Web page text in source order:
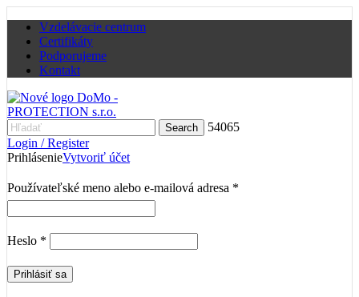
Vzdelávacie centrum
Certifikáty
Podporujeme
Kontakt
Search
54065
Login / Register
PrihlásenieVytvoriť účet
Používateľské meno alebo e-mailová adresa *
Heslo *
Prihlásiť sa